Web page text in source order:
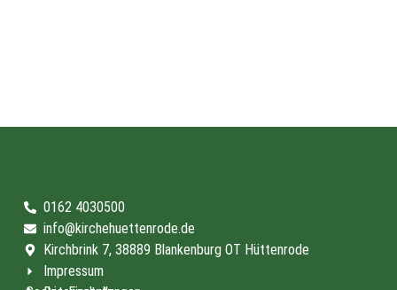
0162 4030500
info@kirchehuettenrode.de
Kirchbrink 7, 38889 Blankenburg OT Hüttenrode
Impressum